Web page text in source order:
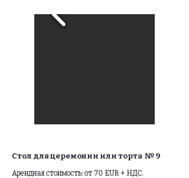
Стол для церемонии или торта № 9
Арендная стоимость: от 70 EUR + НДС.